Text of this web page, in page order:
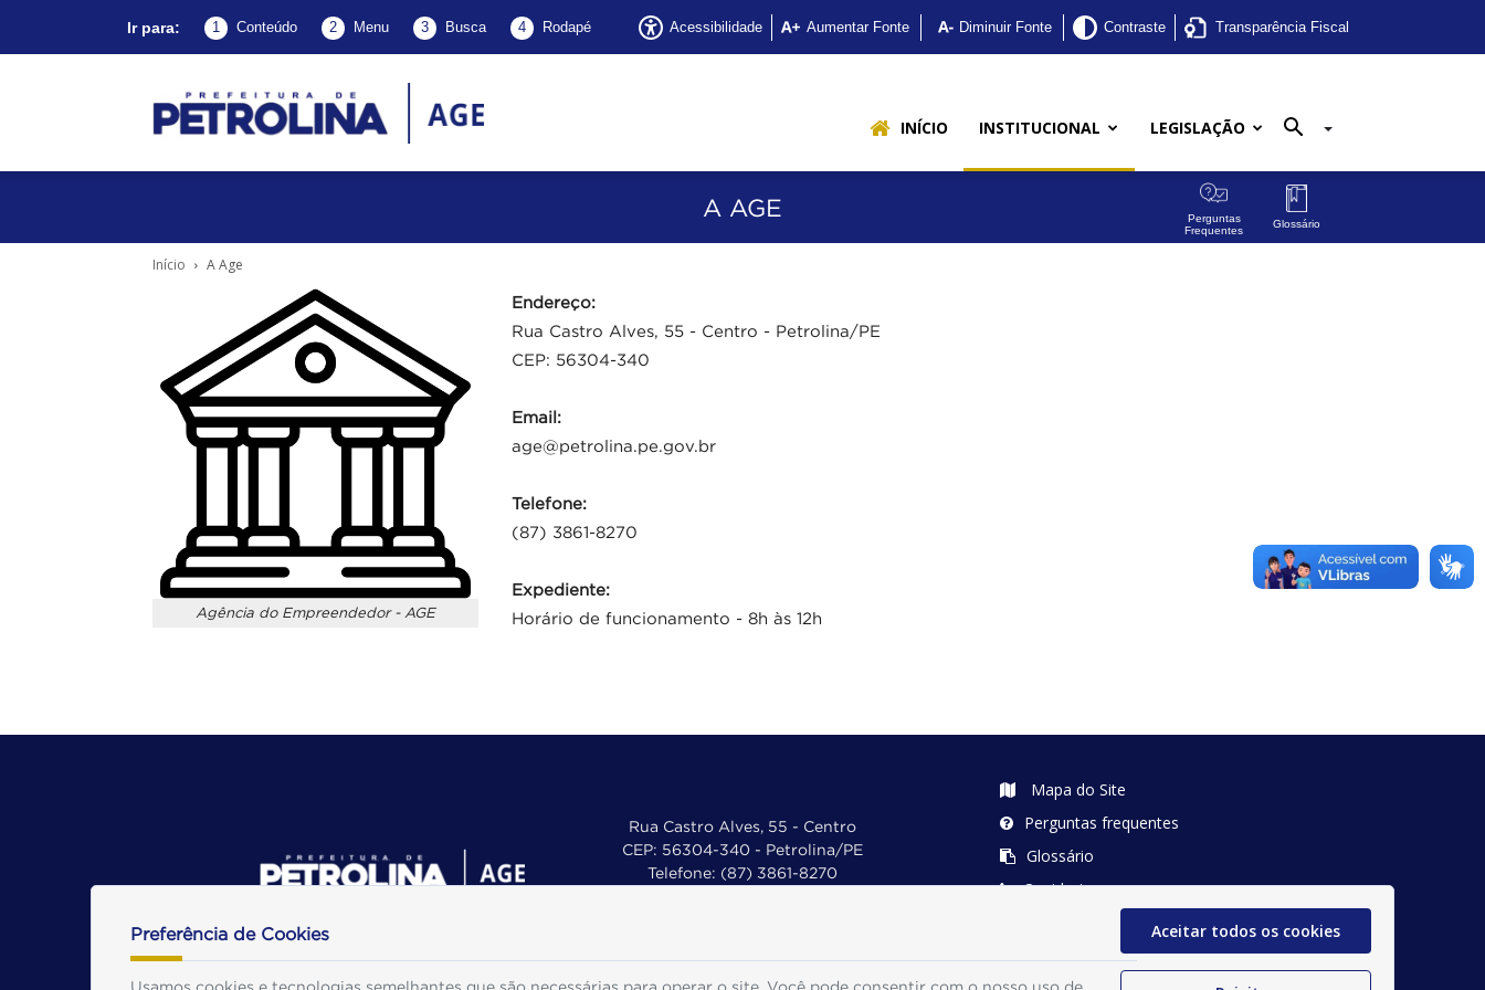
Ir para: 1 Conteúdo 2 Menu 3 Busca 4 Rodapé Acessibilidade Aumentar Fonte Diminuir Fonte Contraste Transparência Fiscal
AGE
Petrolina
INÍCIO INSTITUCIONAL LEGISLAÇÃO
A AGE
Perguntas
Frequentes
Glossário
Início A Age
Agência do Empreendedor - AGE
Endereço:
Rua Castro Alves, 55 - Centro - Petrolina/PE
CEP: 56304-340
Email:
age@petrolina.pe.gov.br
Telefone:
(87) 3861-8270
Expediente:
Horário de funcionamento - 8h às 12h
Rua Castro Alves, 55 - Centro
CEP: 56304-340 - Petrolina/PE
Telefone: (87) 3861-8270
Mapa do Site
Perguntas frequentes
Glossário
Ouvidoria
Manual de Navegação
Política de Privacidade
Preferência de Cookies Aceitar todos os cookies